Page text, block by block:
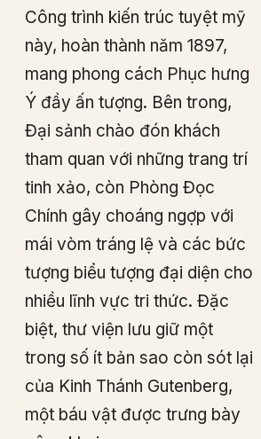
Công trình kiến trúc tuyệt mỹ
này, hoàn thành năm 1897,
mang phong cách Phục hưng
Ý đầy ấn tượng. Bên trong,
Đại sảnh chào đón khách
tham quan với những trang trí
tinh xảo, còn Phòng Đọc
Chính gây choáng ngợp với
mái vòm tráng lệ và các bức
tượng biểu tượng đại diện cho
nhiều lĩnh vực tri thức. Đặc
biệt, thư viện lưu giữ một
trong số ít bản sao còn sót lại
của Kinh Thánh Gutenberg,
một báu vật được trưng bày